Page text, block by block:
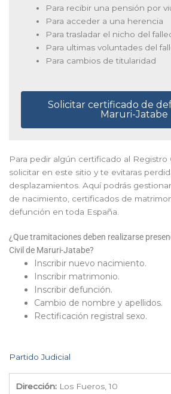
Para recibir una pensión por
Para acceder a una herencia
Para trasladar el nicho del
Para ultimas voluntades del
Para cambios de titularidad
Solicitar certificado de
Maruri-Jatabe
Para pedir algún certificado al Registro
solicitar en este sitio y te evitaras
desplazamientos. Aquí podrás
de nacimiento, certificados de
defunción en toda España.
¿Que tramitaciones deben realizarse
Civil de Maruri-Jatabe?
Inscribir nuevo nacimiento.
Inscribir matrimonio.
Inscribir defunción.
Cambio de nombre y apellidos.
Rectificación registral sexo.
Partido Judicial
Dirección: Los Fueros, 10